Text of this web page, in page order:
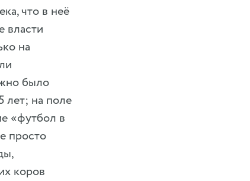
что в неё
власти
на
было
лет; на поле
«футбол в
просто
коров